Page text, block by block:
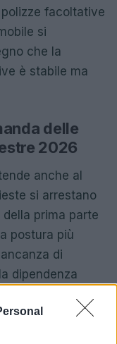
facoltative
si
che la
è stabile ma
delle
2026
anche al
si arrestano
prima parte
postura più
di
dipendenza
di cautela degli